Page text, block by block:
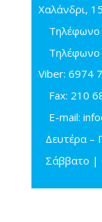
Χαλάνδρι,
Τηλέφωνo
Τηλέφωνo
Viber: 6974
Fax: 210
E-mail:
Δευτέρα –
Σάββατο |